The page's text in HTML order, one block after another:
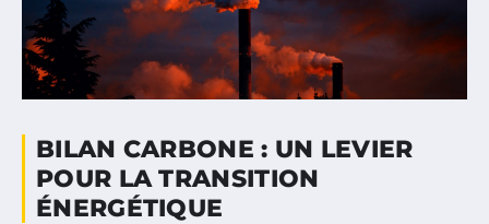
BILAN CARBONE : UN LEVIER
POUR LA TRANSITION
ÉNERGÉTIQUE